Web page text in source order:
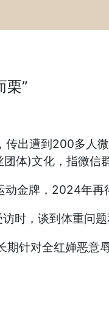
栗”
出遭到200多人
体)文化，指微信
金牌，2024年再
时，谈到体重问
期针对全红婵恶